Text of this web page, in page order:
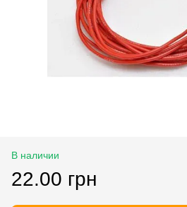
В наличии
22.00 грн